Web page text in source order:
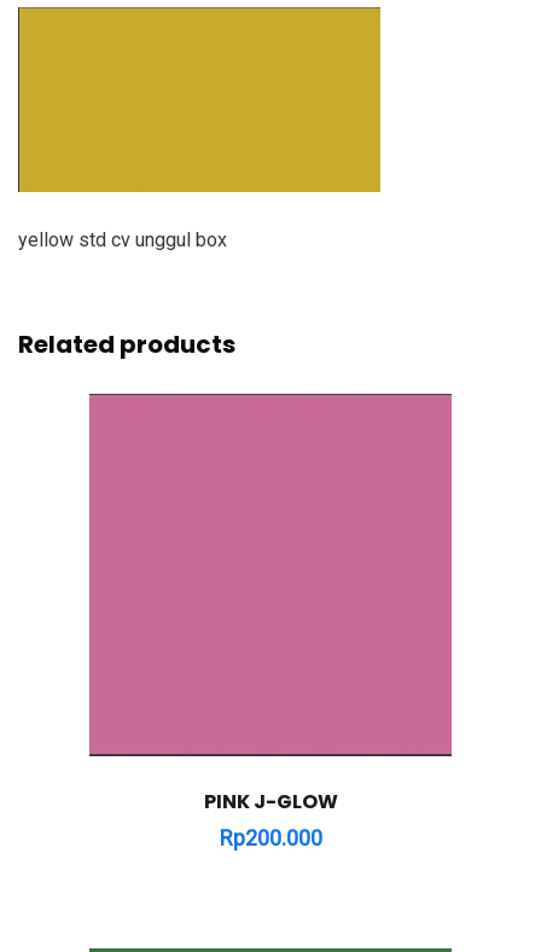
yellow std cv unggul box
Related products
PINK J-GLOW
Rp200.000